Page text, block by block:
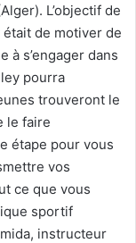
L’objectif de
de motiver de
à s’engager dans
pourra
trouveront le
le faire
étape pour vous
vos
ce que vous
sportif
instructeur